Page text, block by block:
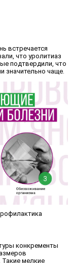
встречается
что уролитиаз
подтвердили, что
значительно чаще.
конкременты
Такие мелкие